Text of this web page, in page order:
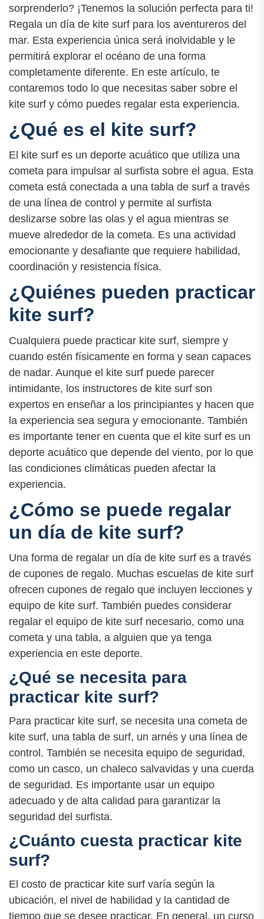
sorprenderlo? ¡Tenemos la solución perfecta para ti!
Regala un día de kite surf para los aventureros del
mar. Esta experiencia única será inolvidable y le
permitirá explorar el océano de una forma
completamente diferente. En este artículo, te
contaremos todo lo que necesitas saber sobre el
kite surf y cómo puedes regalar esta experiencia.
¿Qué es el kite surf?
El kite surf es un deporte acuático que utiliza una
cometa para impulsar al surfista sobre el agua. Esta
cometa está conectada a una tabla de surf a través
de una línea de control y permite al surfista
deslizarse sobre las olas y el agua mientras se
mueve alrededor de la cometa. Es una actividad
emocionante y desafiante que requiere habilidad,
coordinación y resistencia física.
¿Quiénes pueden practicar
kite surf?
Cualquiera puede practicar kite surf, siempre y
cuando estén físicamente en forma y sean capaces
de nadar. Aunque el kite surf puede parecer
intimidante, los instructores de kite surf son
expertos en enseñar a los principiantes y hacen que
la experiencia sea segura y emocionante. También
es importante tener en cuenta que el kite surf es un
deporte acuático que depende del viento, por lo que
las condiciones climáticas pueden afectar la
experiencia.
¿Cómo se puede regalar
un día de kite surf?
Una forma de regalar un día de kite surf es a través
de cupones de regalo. Muchas escuelas de kite surf
ofrecen cupones de regalo que incluyen lecciones y
equipo de kite surf. También puedes considerar
regalar el equipo de kite surf necesario, como una
cometa y una tabla, a alguien que ya tenga
experiencia en este deporte.
¿Qué se necesita para
practicar kite surf?
Para practicar kite surf, se necesita una cometa de
kite surf, una tabla de surf, un arnés y una línea de
control. También se necesita equipo de seguridad,
como un casco, un chaleco salvavidas y una cuerda
de seguridad. Es importante usar un equipo
adecuado y de alta calidad para garantizar la
seguridad del surfista.
¿Cuánto cuesta practicar kite
surf?
El costo de practicar kite surf varía según la
ubicación, el nivel de habilidad y la cantidad de
tiempo que se desee practicar. En general, un curso